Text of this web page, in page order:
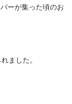
ーが集った頃のお
ました。